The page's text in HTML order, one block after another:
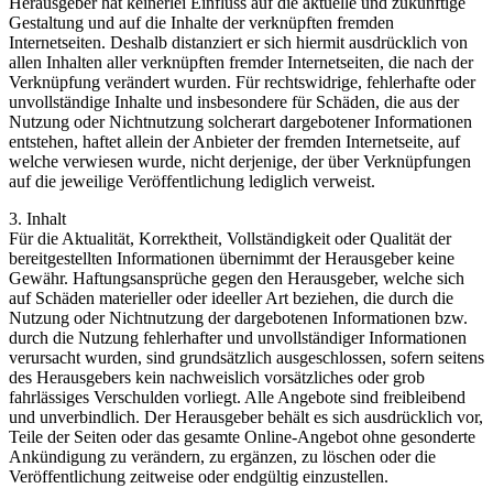
Gestaltung und auf die Inhalte der verknüpften fremden
Internetseiten. Deshalb distanziert er sich hiermit ausdrücklich von
allen Inhalten aller verknüpften fremder Internetseiten, die nach der
Verknüpfung verändert wurden. Für rechtswidrige, fehlerhafte oder
unvollständige Inhalte und insbesondere für Schäden, die aus der
Nutzung oder Nichtnutzung solcherart dargebotener Informationen
entstehen, haftet allein der Anbieter der fremden Internetseite, auf
welche verwiesen wurde, nicht derjenige, der über Verknüpfungen
auf die jeweilige Veröffentlichung lediglich verweist.
3. Inhalt
Für die Aktualität, Korrektheit, Vollständigkeit oder Qualität der
bereitgestellten Informationen übernimmt der Herausgeber keine
Gewähr. Haftungsansprüche gegen den Herausgeber, welche sich
auf Schäden materieller oder ideeller Art beziehen, die durch die
Nutzung oder Nichtnutzung der dargebotenen Informationen bzw.
durch die Nutzung fehlerhafter und unvollständiger Informationen
verursacht wurden, sind grundsätzlich ausgeschlossen, sofern seitens
des Herausgebers kein nachweislich vorsätzliches oder grob
fahrlässiges Verschulden vorliegt. Alle Angebote sind freibleibend
und unverbindlich. Der Herausgeber behält es sich ausdrücklich vor,
Teile der Seiten oder das gesamte Online-Angebot ohne gesonderte
Ankündigung zu verändern, zu ergänzen, zu löschen oder die
Veröffentlichung zeitweise oder endgültig einzustellen.